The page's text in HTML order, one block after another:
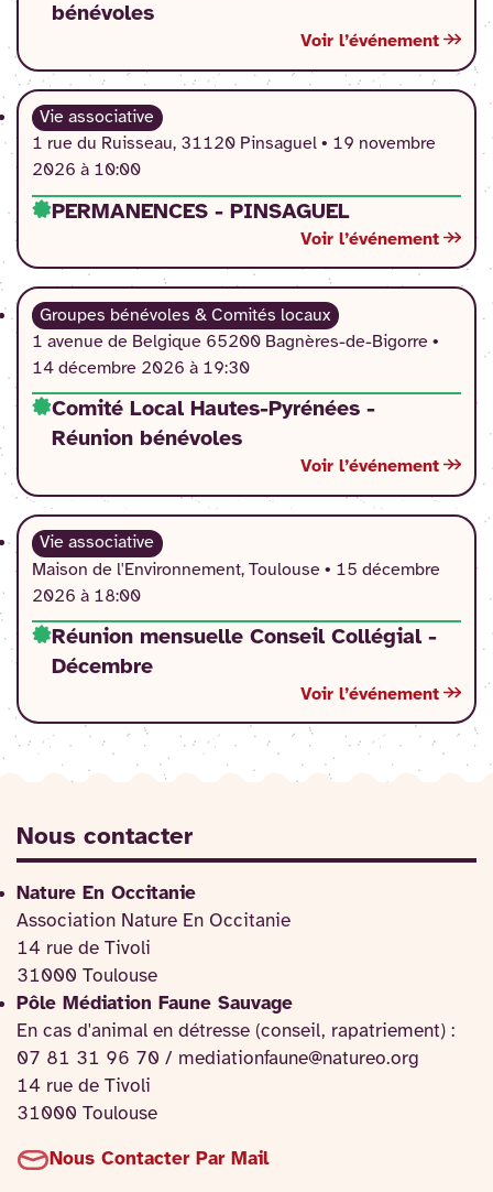
bénévoles
Voir l’événement
Vie associative
1 rue du Ruisseau, 31120 Pinsaguel • 19 novembre
2026 à 10:00
PERMANENCES - PINSAGUEL
Voir l’événement
Groupes bénévoles & Comités locaux
1 avenue de Belgique 65200 Bagnères-de-Bigorre •
14 décembre 2026 à 19:30
Comité Local Hautes-Pyrénées -
Réunion bénévoles
Voir l’événement
Vie associative
Maison de l'Environnement, Toulouse • 15 décembre
2026 à 18:00
Réunion mensuelle Conseil Collégial -
Décembre
Voir l’événement
Nous contacter
Nature En Occitanie
Association Nature En Occitanie
14 rue de Tivoli
31000 Toulouse
Pôle Médiation Faune Sauvage
En cas d'animal en détresse (conseil, rapatriement) :
07 81 31 96 70 / mediationfaune@natureo.org
14 rue de Tivoli
31000 Toulouse
Nous Contacter Par Mail